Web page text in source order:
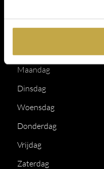
Maandag
Dinsdag
Woensdag
Donderdag
Vrijdag
Zaterdag